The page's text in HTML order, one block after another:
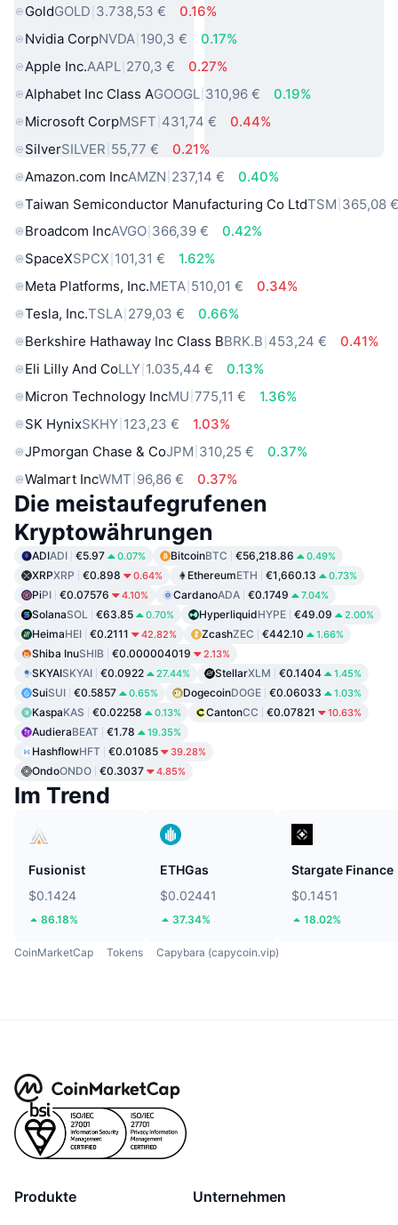
GoldGOLD 3.738,53 €
0.16%
Nvidia CorpNVDA 190,3 €
0.17%
Apple Inc.AAPL 270,3 €
0.27%
Alphabet Inc Class AGOOGL 310,96 €
0.19%
Microsoft CorpMSFT 431,74 €
0.44%
SilverSILVER 55,77 €
0.21%
Amazon.com IncAMZN 237,14 €
0.40%
Taiwan Semiconductor Manufacturing Co LtdTSM 365,08
Broadcom IncAVGO 366,39 €
0.42%
SpaceXSPCX 101,31 €
1.62%
Meta Platforms, Inc.META 510,01 €
0.34%
Tesla, Inc.TSLA 279,03 €
0.66%
Berkshire Hathaway Inc Class BBRK.B 453,24 €
0.41%
Eli Lilly And CoLLY 1.035,44 €
0.13%
Micron Technology IncMU 775,11 €
1.36%
SK HynixSKHY 123,23 €
1.03%
JPmorgan Chase & CoJPM 310,25 €
0.37%
Walmart IncWMT 96,86 € 0.37%
Die meistaufegrufenen
Kryptowährungen
ADIADI €5.97 0.07% BitcoinBTC €56,218.86 0.49%
XRPXRP €0.898 0.64% EthereumETH €1,660.13 0.73%
PiPI €0.07576 4.10% CardanoADA €0.1749 7.04%
SolanaSOL €63.85 0.70% HyperliquidHYPE €49.09 2.00%
HeimaHEI €0.2111 42.82% ZcashZEC €442.10 1.66%
Shiba InuSHIB €0.000004019 2.13%
SKYAISKYAI €0.0922 27.44% StellarXLM €0.1404 1.45%
SuiSUI €0.5857 0.65% DogecoinDOGE €0.06033 1.03%
KaspaKAS €0.02258 0.13% CantonCC €0.07821 10.63%
AudieraBEAT €1.78 19.35%
HashflowHFT €0.01085 39.28%
OndoONDO €0.3037 4.85%
Im Trend
Fusionist
$0.1424
86.18%
ETHGas
$0.02441
37.34%
Stargate Finance
$0.1451
18.02%
CoinMarketCap Tokens Capybara (capycoin.vip)
Produkte Unternehmen